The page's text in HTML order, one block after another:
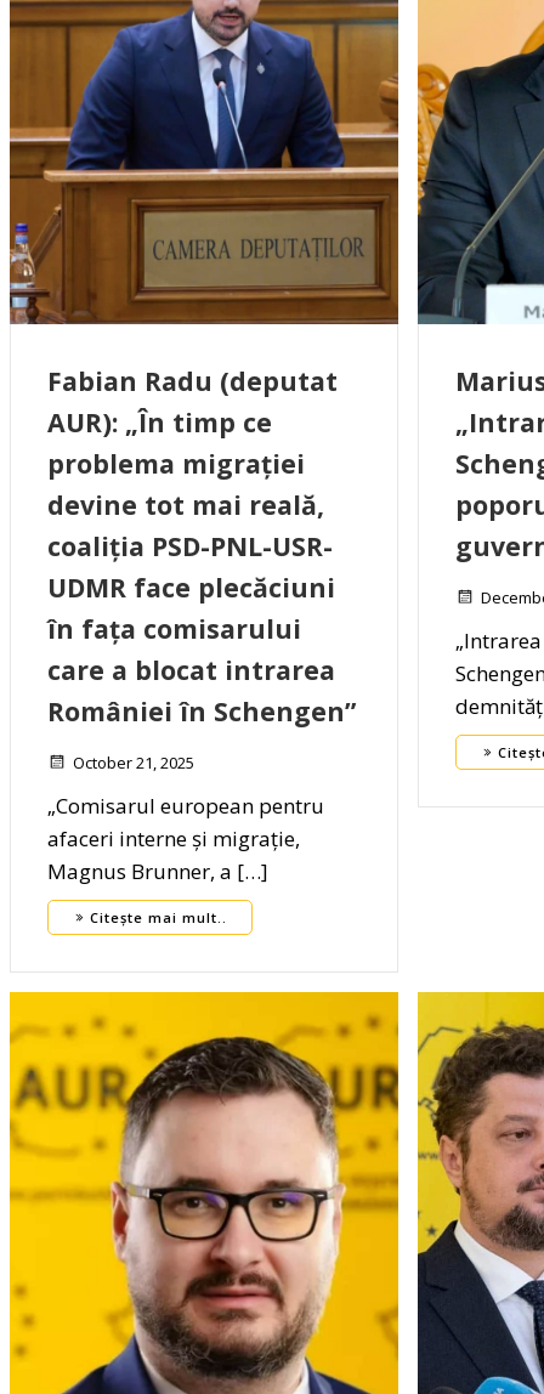
Fabian Radu (deputat
AUR): „În timp ce
problema migrației
devine tot mai reală,
coaliția PSD-PNL-USR-
UDMR face plecăciuni
în fața comisarului
care a blocat intrarea
României în Schengen”
October 21, 2025
„Comisarul european pentru
afaceri interne și migrație,
Magnus Brunner, a […]
Citește mai mult..